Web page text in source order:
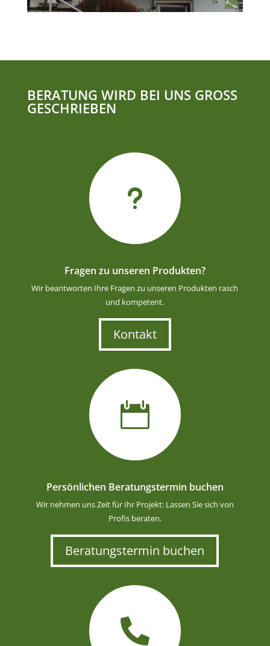
BERATUNG WIRD BEI UNS GROSS
GESCHRIEBEN
u
Fragen zu unseren Produkten?
Wir beantworten Ihre Fragen zu unseren Produkten rasch
und kompetent.
Kontakt

Persönlichen Beratungstermin buchen
Wir nehmen uns Zeit für Ihr Projekt: Lassen Sie sich von
Profis beraten.
Beratungstermin buchen
